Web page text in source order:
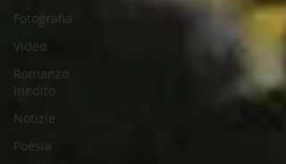
Fotografia
Video
Romanzo
Inedito
Notizie
Poesia